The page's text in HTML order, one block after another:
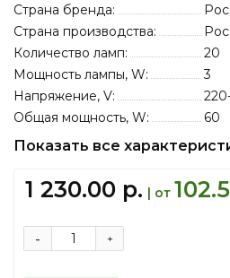
Страна бренда:
Страна производства:
Количество ламп:
20
Мощность лампы, W:
3
Напряжение, V:
Общая мощность, W:
60
Показать все
1 230.00 р. | от
+
-